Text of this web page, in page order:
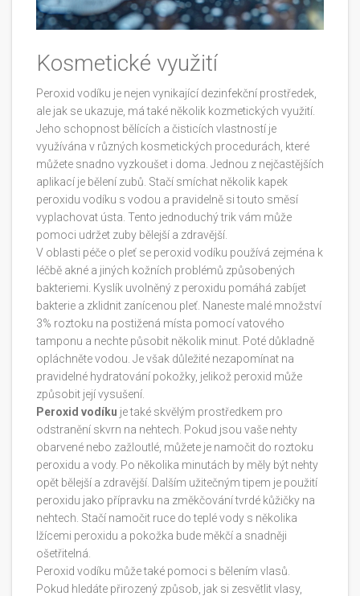
Kosmetické využití
Peroxid vodíku je nejen vynikající dezinfekční prostředek,
ale jak se ukazuje, má také několik kozmetických využití.
Jeho schopnost bělících a čisticích vlastností je
využívána v různých kosmetických procedurách, které
můžete snadno vyzkoušet i doma. Jednou z nejčastějších
aplikací je bělení zubů. Stačí smíchat několik kapek
peroxidu vodíku s vodou a pravidelně si touto směsí
vyplachovat ústa. Tento jednoduchý trik vám může
pomoci udržet zuby bělejší a zdravější.
V oblasti péče o pleť se peroxid vodíku používá zejména k
léčbě akné a jiných kožních problémů způsobených
bakteriemi. Kyslík uvolněný z peroxidu pomáhá zabíjet
bakterie a zklidnit zanícenou pleť. Naneste malé množství
3% roztoku na postižená místa pomocí vatového
tamponu a nechte působit několik minut. Poté důkladně
opláchněte vodou. Je však důležité nezapomínat na
pravidelné hydratování pokožky, jelikož peroxid může
způsobit její vysušení.
Peroxid vodíku je také skvělým prostředkem pro
odstranění skvrn na nehtech. Pokud jsou vaše nehty
obarvené nebo zažloutlé, můžete je namočit do roztoku
peroxidu a vody. Po několika minutách by měly být nehty
opět bělejší a zdravější. Dalším užitečným tipem je použití
peroxidu jako přípravku na změkčování tvrdé kůžičky na
nehtech. Stačí namočit ruce do teplé vody s několika
lžícemi peroxidu a pokožka bude měkčí a snadněji
ošetřitelná.
Peroxid vodíku může také pomoci s bělením vlasů.
Pokud hledáte přirozený způsob, jak si zesvětlit vlasy,